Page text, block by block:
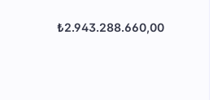
₺2.943.288.660,00